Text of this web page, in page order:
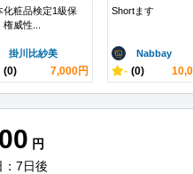
化粧品検定1級保
威性...
掛川比紗美
(0) 7,000円
Shortます
Nabbay
- (0)
円
：7日後